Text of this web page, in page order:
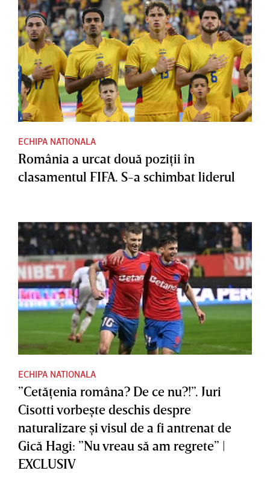
ECHIPA NATIONALA
România a urcat două poziţii în
clasamentul FIFA. S-a schimbat liderul
ECHIPA NATIONALA
”Cetăţenia româna? De ce nu?!”. Juri
Cisotti vorbeşte deschis despre
naturalizare şi visul de a fi antrenat de
Gică Hagi: ”Nu vreau să am regrete” |
EXCLUSIV